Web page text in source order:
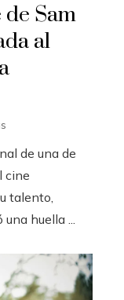
Sam
al
de una de
cine
talento,
huella ...